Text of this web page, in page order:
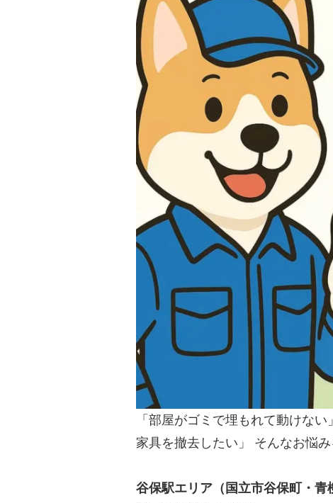
「部屋がゴミで埋もれて動けな
家具を撤去したい」 そんなお悩み
谷保駅エリア（国立市谷保町・